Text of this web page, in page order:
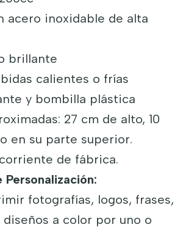
acero inoxidable de alta
brillante
calientes o frías
y bombilla plástica
27 cm de alto, 10
en su parte superior.
de fábrica.
Personalización:
fotografías, logos, frases,
a color por uno o